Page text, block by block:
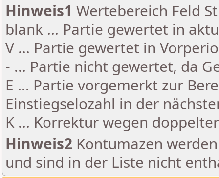
Hinweis1 Wertebereich Feld
blank ... Partie gewertet in
V ... Partie gewertet in
- ... Partie nicht gewertet, da
E ... Partie vorgemerkt zur
Einstiegselozahl in der
K ... Korrektur wegen
Hinweis2 Kontumazen
und sind in der Liste nicht